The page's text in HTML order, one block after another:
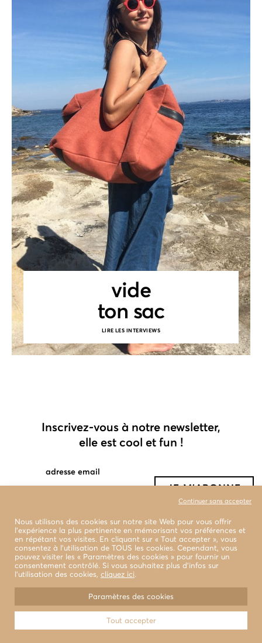
vide
ton sac
LIRE LES INTERVIEWS
Inscrivez-vous à notre newsletter,
elle est cool et fun !
adresse email
boutiques
livraison et retour
conditions générales de vente
© 2022 LA BENJAMINE Tous droits réservés
Design & PhotographiesWEAREMB.
Nous utilisons des cookies sur notre site Web pour vous offrir
l'expérience la plus pertinente en mémorisant vos préférences et
en répétant vos visites. En cliquant sur « Tout accepter », vous
consentez à l'utilisation de TOUS les cookies. Cependant, vous
pouvez visiter les « Paramètres des cookies » pour fournir un
consentement contrôlé. Si vous souhaitez plus d’infos sur
l’utilisation des cookies, cliquez ici.
Continuer sans accepter
Paramètres des cookies
Tout accepter